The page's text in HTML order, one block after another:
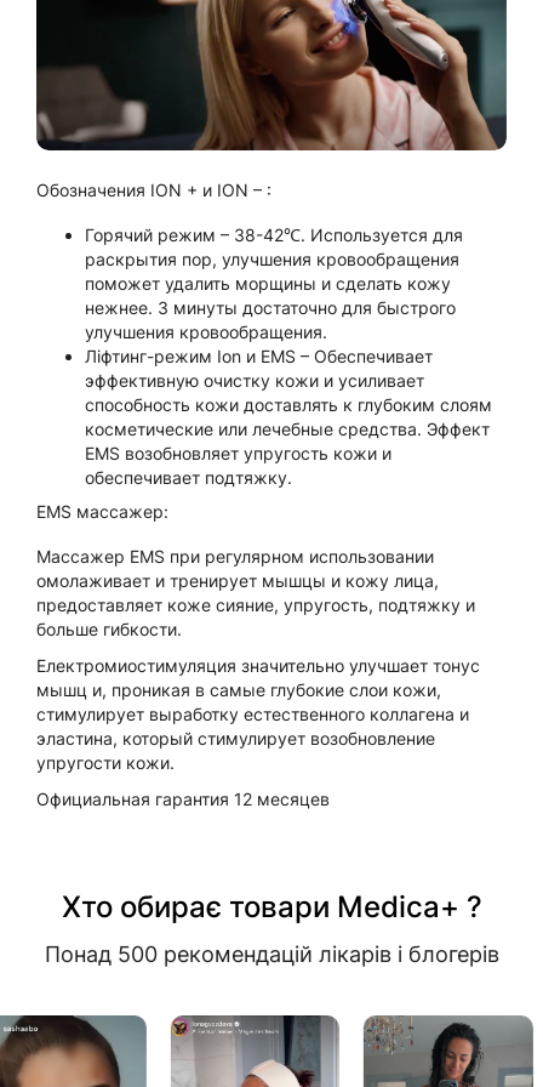
Обозначения ION + и ION – :
Горячий режим – 38-42℃. Используется для
раскрытия пор, улучшения кровообращения
поможет удалить морщины и сделать кожу
нежнее. 3 минуты достаточно для быстрого
улучшения кровообращения.
Ліфтинг-режим Ion и EMS – Обеспечивает
эффективную очистку кожи и усиливает
способность кожи доставлять к глубоким слоям
косметические или лечебные средства. Эффект
EMS возобновляет упругость кожи и
обеспечивает подтяжку.
EMS масcажер:
Массажер EMS при регулярном использовании
омолаживает и тренирует мышцы и кожу лица,
предоставляет коже сияние, упругость, подтяжку и
больше гибкости.
Електромиостимуляция значительно улучшает тонус
мышц и, проникая в самые глубокие слои кожи,
стимулирует выработку естественного коллагена и
эластина, который стимулирует возобновление
упругости кожи.
Официальная гарантия 12 месяцев
Хто обирає товари Medica+ ?
Понад 500 рекомендацій лікарів і блогерів